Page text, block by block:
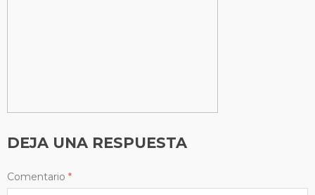
DEJA UNA RESPUESTA
Comentario *